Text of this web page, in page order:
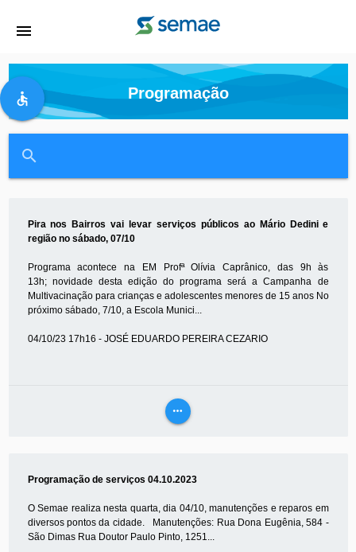
menu
accessible Programação
search
Pira nos Bairros vai levar serviços públicos ao Mário Dedini e
região no sábado, 07/10
Programa acontece na EM Profª Olívia Caprânico, das 9h às
13h; novidade desta edição do programa será a Campanha de
Multivacinação para crianças e adolescentes menores de 15 anos No
próximo sábado, 7/10, a Escola Munici...
04/10/23 17h16 - JOSÉ EDUARDO PEREIRA CEZARIO
more_horiz
Programação de serviços 04.10.2023
O Semae realiza nesta quarta, dia 04/10, manutenções e reparos em
diversos pontos da cidade. Manutenções: Rua Dona Eugênia, 584 -
São Dimas Rua Doutor Paulo Pinto, 1251...